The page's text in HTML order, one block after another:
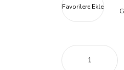
Favorilere Ekle